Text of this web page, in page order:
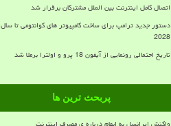
اتصال کامل اینترنت بین الملل مشترکان برقرار شد
دستور جدید ترامپ برای ساخت کامپیوتر های کوانتومی تا سال
2028
تاریخ احتمالی رونمایی از آیفون 18 پرو و اولترا برملا شد
پربحث ترین ها